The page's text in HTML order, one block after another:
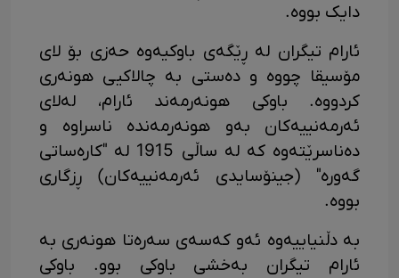
دایک بووە.
ئارام تیگران لە ڕێگەی باوکیەوە حەزی بۆ لای
مۆسیقا چووە و دەستی بە چالاکیی هونەری
کردووە. باوکی هونەرمەند ئارام، لەلای
ئەرمەنییەکان بەو هونەرمەندە ناسراوە و
دەناسرێتەوە کە لە ساڵی 1915 لە "کارەساتی
گەورە" (جینۆسایدی ئەرمەنییەکان) ڕزگاری
بووە.
بە دڵنیاییەوە ئەو کەسەی سەرەتا هونەری بە
ئارام تیگران بەخشی باوکی بوو. باوکی